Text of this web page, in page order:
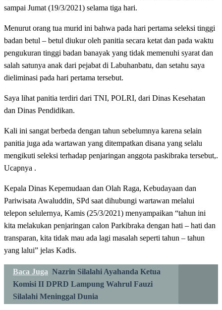
sampai Jumat (19/3/2021) selama tiga hari.
Menurut orang tua murid ini bahwa pada hari pertama seleksi tinggi
badan betul – betul diukur oleh panitia secara ketat dan pada waktu
pengukuran tinggi badan banayak yang tidak memenuhi syarat dan
salah satunya anak dari pejabat di Labuhanbatu, dan setahu saya
dieliminasi pada hari pertama tersebut.
Saya lihat panitia terdiri dari TNI, POLRI, dari Dinas Kesehatan
dan Dinas Pendidikan.
Kali ini sangat berbeda dengan tahun sebelumnya karena selain
panitia juga ada wartawan yang ditempatkan disana yang selalu
mengikuti seleksi terhadap penjaringan anggota paskibraka tersebut,.
Ucapnya .
Kepala Dinas Kepemudaan dan Olah Raga, Kebudayaan dan
Pariwisata Awaluddin, SPd saat dihubungi wartawan melalui
telepon selulernya, Kamis (25/3/2021) menyampaikan “tahun ini
kita melakukan penjaringan calon Parkibraka dengan hati – hati dan
transparan, kita tidak mau ada lagi masalah seperti tahun – tahun
yang lalui” jelas Kadis.
Baca Juga Nazrin Silalahi Ayahanda Ketua
Komisi II DPRD Lampung Wahrul Fauzi
Silalahi Meninggal Dunia